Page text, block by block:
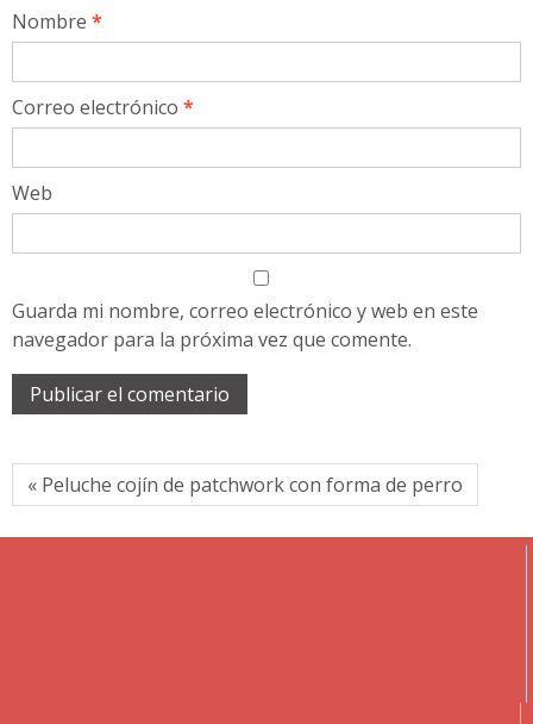
Nombre *
Correo electrónico *
Web
Guarda mi nombre, correo electrónico y web en este
navegador para la próxima vez que comente.
« Peluche cojín de patchwork con forma de perro